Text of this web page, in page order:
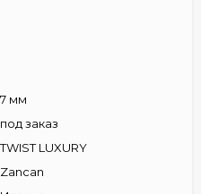
7 мм
под заказ
TWIST LUXURY
Zancan